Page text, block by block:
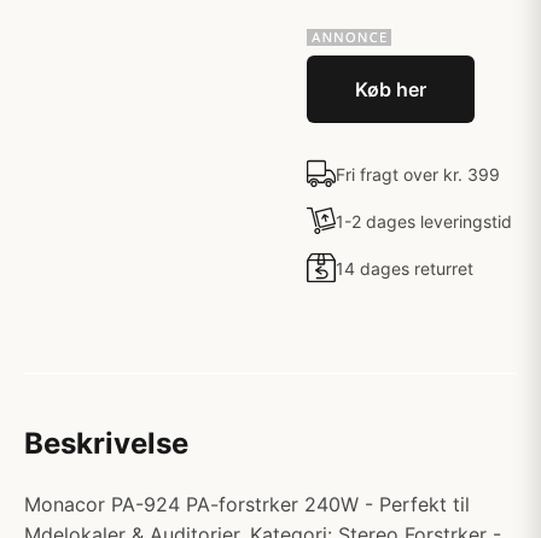
Køb her
Fri fragt over kr. 399
1-2 dages leveringstid
14 dages returret
Beskrivelse
Monacor PA-924 PA-forstrker 240W - Perfekt til